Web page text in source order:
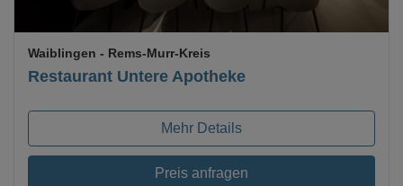
Restaurant Untere Apotheke
Waiblingen - Rems-Murr-Kreis
Mehr Details
Preis anfragen